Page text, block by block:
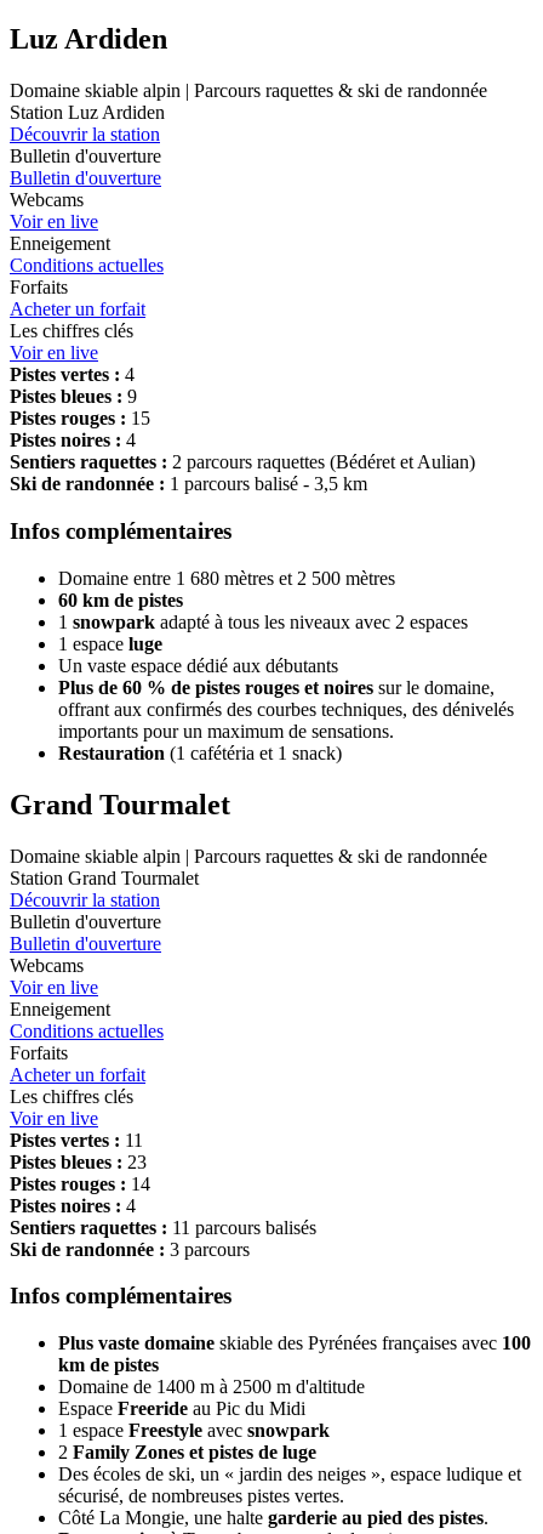
Luz Ardiden
Domaine skiable alpin | Parcours raquettes & ski de randonnée
Station Luz Ardiden
Découvrir la station
Bulletin d'ouverture
Bulletin d'ouverture
Webcams
Voir en live
Enneigement
Conditions actuelles
Forfaits
Acheter un forfait
Les chiffres clés
Voir en live
Pistes vertes : 4
Pistes bleues : 9
Pistes rouges : 15
Pistes noires : 4
Sentiers raquettes : 2 parcours raquettes (Bédéret et Aulian)
Ski de randonnée : 1 parcours balisé - 3,5 km
Infos complémentaires
Domaine entre 1 680 mètres et 2 500 mètres
60 km de pistes
1 snowpark adapté à tous les niveaux avec 2 espaces
1 espace luge
Un vaste espace dédié aux débutants
Plus de 60 % de pistes rouges et noires sur le domaine,
offrant aux confirmés des courbes techniques, des dénivelés
importants pour un maximum de sensations.
Restauration (1 cafétéria et 1 snack)
Grand Tourmalet
Domaine skiable alpin | Parcours raquettes & ski de randonnée
Station Grand Tourmalet
Découvrir la station
Bulletin d'ouverture
Bulletin d'ouverture
Webcams
Voir en live
Enneigement
Conditions actuelles
Forfaits
Acheter un forfait
Les chiffres clés
Voir en live
Pistes vertes : 11
Pistes bleues : 23
Pistes rouges : 14
Pistes noires : 4
Sentiers raquettes : 11 parcours balisés
Ski de randonnée : 3 parcours
Infos complémentaires
Plus vaste domaine skiable des Pyrénées françaises avec 100
km de pistes
Domaine de 1400 m à 2500 m d'altitude
Espace Freeride au Pic du Midi
1 espace Freestyle avec snowpark
2 Family Zones et pistes de luge
Des écoles de ski, un « jardin des neiges », espace ludique et
sécurisé, de nombreuses pistes vertes.
Côté La Mongie, une halte garderie au pied des pistes.